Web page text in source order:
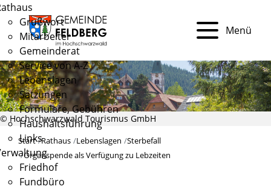
Grußwort
Mitarbeiter
Gemeinderat
Service von A-Z
Lebenslagen
Satzungen
Formulare, Gebühren
Haushaltsführung
Links
Friedhof
Fundbüro
Menü
© Hochschwarzwald Tourismus GmbH
Start Rathaus Lebenslagen Sterbefall
Organspende als Verfügung zu Lebzeiten